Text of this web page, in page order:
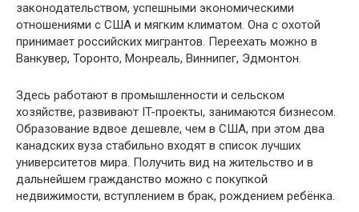
законодательством, успешными экономическими
отношениями с США и мягким климатом. Она с охотой
принимает российских мигрантов. Переехать можно в
Ванкувер, Торонто, Монреаль, Виннипег, Эдмонтон.
Здесь работают в промышленности и сельском
хозяйстве, развивают IT-проекты, занимаются бизнесом.
Образование вдвое дешевле, чем в США, при этом два
канадских вуза стабильно входят в список лучших
университетов мира. Получить вид на жительство и в
дальнейшем гражданство можно с покупкой
недвижимости, вступлением в брак, рождением ребёнка.